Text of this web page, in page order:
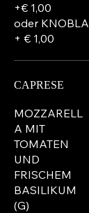
+€ 1,00
oder
+ € 1,00
CAPRESE
MOZZARELL
A MIT
TOMATEN
UND
FRISCHEM
BASILIKUM
(G)